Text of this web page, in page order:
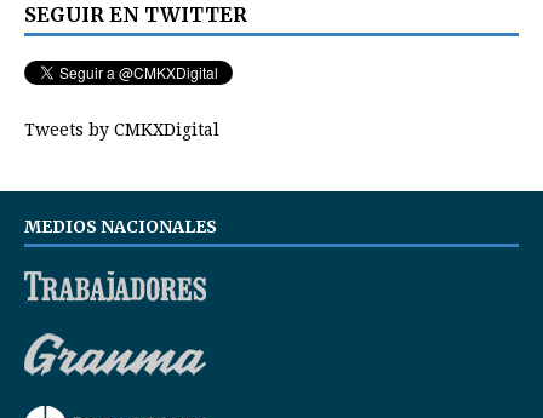
SEGUIR EN TWITTER
Tweets by CMKXDigital
MEDIOS NACIONALES